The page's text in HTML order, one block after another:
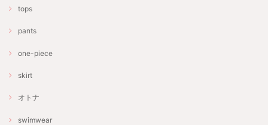
tops
pants
one-piece
skirt
オトナ
swimwear